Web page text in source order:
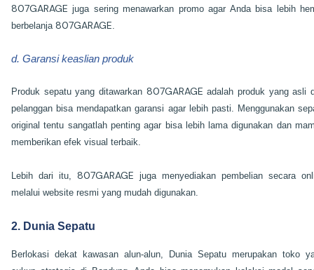
807GARAGE juga sering menawarkan promo agar Anda bisa lebih
berbelanja 807GARAGE.
d. Garansi keaslian produk
Produk sepatu yang ditawarkan 807GARAGE adalah produk yang asli
pelanggan bisa mendapatkan garansi agar lebih pasti. Menggunakan
original tentu sangatlah penting agar bisa lebih lama digunakan dan
memberikan efek visual terbaik.
Lebih dari itu, 807GARAGE juga menyediakan pembelian secara
melalui website resmi yang mudah digunakan.
2. Dunia Sepatu
Berlokasi dekat kawasan alun-alun, Dunia Sepatu merupakan toko